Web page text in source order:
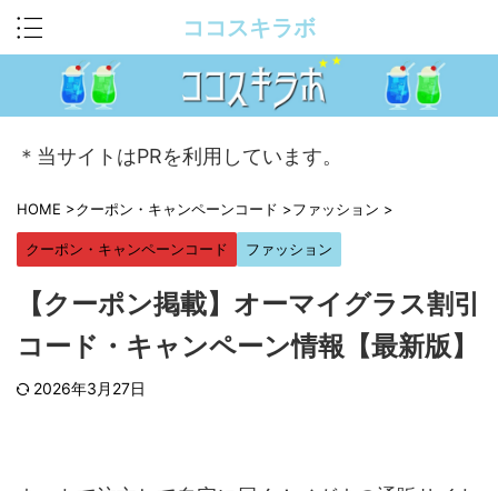
ココスキラボ
＊当サイトはPRを利用しています。
HOME >クーポン・キャンペーンコード >ファッション >
クーポン・キャンペーンコード ファッション
【クーポン掲載】オーマイグラス割引
コード・キャンペーン情報【最新版】
2026年3月27日